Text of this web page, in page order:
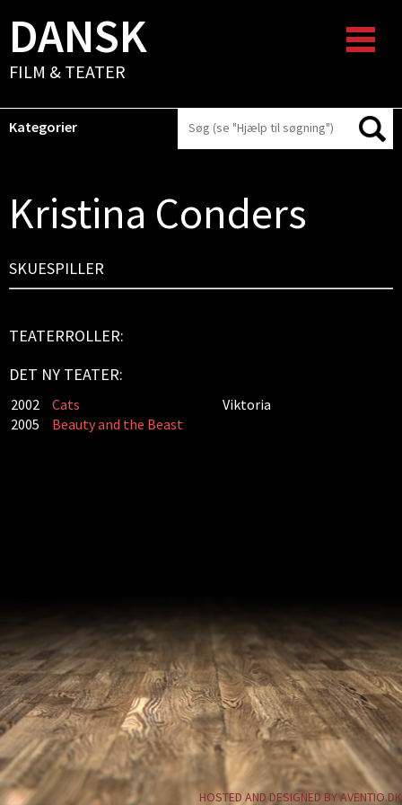
DANSK
FILM & TEATER
Kategorier
Kristina Conders
SKUESPILLER
TEATERROLLER:
DET NY TEATER:
2002 Cats
Viktoria
2005
Beauty and the Beast
HOSTED AND DESIGNED BY AVENTIO.DK